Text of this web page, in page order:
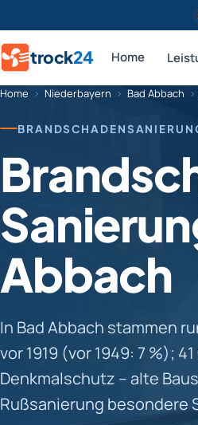
trock24 Home
Home › Niederbayern › Bad Abbach ›
Abbach
In Bad Abbach stammen
vor 1919 (vor 1949: 7 %);
Denkmalschutz – alte
Rußsanierung besondere